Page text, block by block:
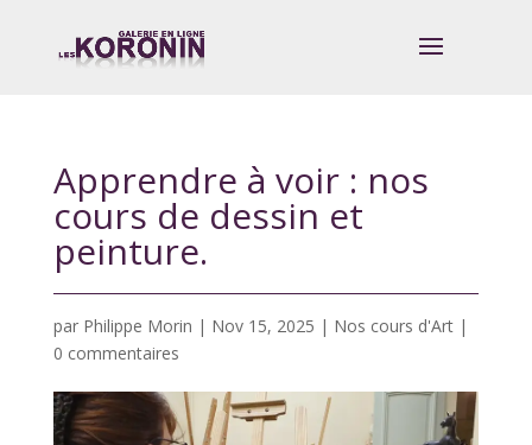
Apprendre à voir : nos
cours de dessin et
peinture.
par Philippe Morin | Nov 15, 2025 | Nos cours d'Art|
0 commentaires